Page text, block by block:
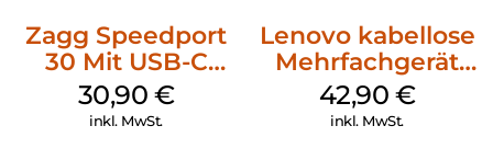
Zagg Speedport
30 Mit USB-C
Kabel Weiß
30,90 €
inkl. MwSt.
Lenovo kabellose
Mehrfachgerät
Luna Grey
42,90 €
inkl. MwSt.